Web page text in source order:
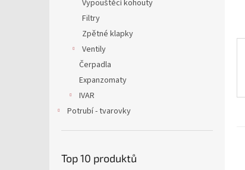
Vypouštěcí kohouty
Filtry
Zpětné klapky
Ventily
Čerpadla
Expanzomaty
IVAR
Potrubí - tvarovky
Top 10 produktů